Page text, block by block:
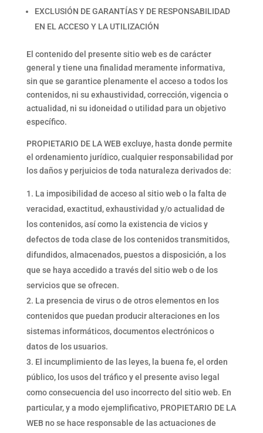
EXCLUSIÓN DE GARANTÍAS Y DE RESPONSABILIDAD
EN EL ACCESO Y LA UTILIZACIÓN
El contenido del presente sitio web es de carácter
general y tiene una finalidad meramente informativa,
sin que se garantice plenamente el acceso a todos los
contenidos, ni su exhaustividad, corrección, vigencia o
actualidad, ni su idoneidad o utilidad para un objetivo
específico.
PROPIETARIO DE LA WEB excluye, hasta donde permite
el ordenamiento jurídico, cualquier responsabilidad por
los daños y perjuicios de toda naturaleza derivados de:
La imposibilidad de acceso al sitio web o la falta de
veracidad, exactitud, exhaustividad y/o actualidad de
los contenidos, así como la existencia de vicios y
defectos de toda clase de los contenidos transmitidos,
difundidos, almacenados, puestos a disposición, a los
que se haya accedido a través del sitio web o de los
servicios que se ofrecen.
La presencia de virus o de otros elementos en los
contenidos que puedan producir alteraciones en los
sistemas informáticos, documentos electrónicos o
datos de los usuarios.
El incumplimiento de las leyes, la buena fe, el orden
público, los usos del tráfico y el presente aviso legal
como consecuencia del uso incorrecto del sitio web. En
particular, y a modo ejemplificativo, PROPIETARIO DE LA
WEB no se hace responsable de las actuaciones de